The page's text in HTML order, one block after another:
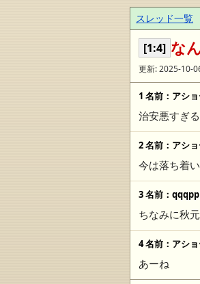
スレッド一覧
[1:4] な
更新: 2025-10-
1 名前： アシ
治安悪すぎる
2 名前： アシ
今は落ち着
3 名前：
ちなみに秋
4 名前： アシ
あーね